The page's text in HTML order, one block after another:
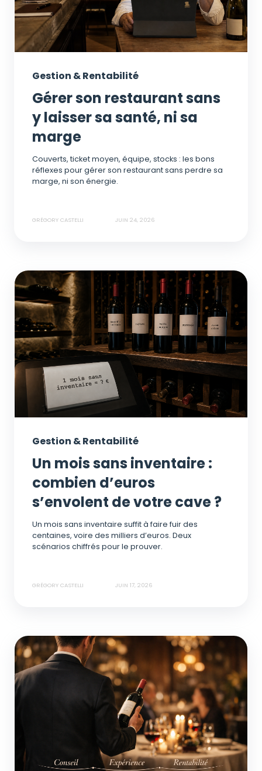
Gestion & Rentabilité
Gérer son restaurant sans
y laisser sa santé, ni sa
marge
Couverts, ticket moyen, équipe, stocks : les bons
réflexes pour gérer son restaurant sans perdre sa
marge, ni son énergie.
GRÉGORY CASTELLI JUIN 24, 2026
Gestion & Rentabilité
Un mois sans inventaire :
combien d’euros
s’envolent de votre cave ?
Un mois sans inventaire suffit à faire fuir des
centaines, voire des milliers d’euros. Deux
scénarios chiffrés pour le prouver.
GRÉGORY CASTELLI JUIN 17, 2026